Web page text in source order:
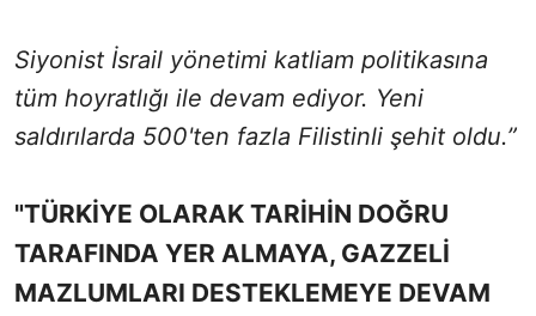
Siyonist İsrail yönetimi katliam politikasına
tüm hoyratlığı ile devam ediyor. Yeni
saldırılarda 500'ten fazla Filistinli şehit oldu.”
"TÜRKİYE OLARAK TARİHİN DOĞRU
TARAFINDA YER ALMAYA, GAZZELİ
MAZLUMLARI DESTEKLEMEYE DEVAM